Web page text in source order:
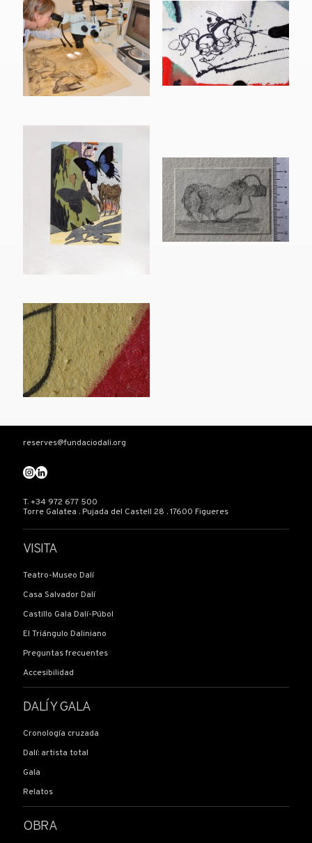
reserves@fundaciodali.org
T. +34 972 677 500
Torre Galatea . Pujada del Castell 28 . 17600 Figueres
VISITA
Teatro-Museo Dalí
Casa Salvador Dalí
Castillo Gala Dalí-Púbol
El Triángulo Daliniano
Preguntas frecuentes
Accesibilidad
DALÍ Y GALA
Cronología cruzada
Dalí: artista total
Gala
Relatos
OBRA